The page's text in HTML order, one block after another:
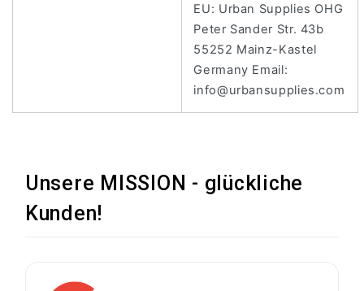
EU: Urban Supplies OHG
Peter Sander Str. 43b
55252 Mainz-Kastel
Germany Email:
info@urbansupplies.com
Unsere MISSION - glückliche
Kunden!